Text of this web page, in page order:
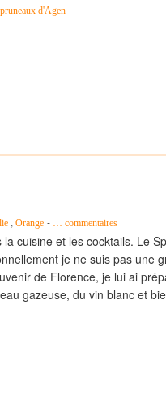
d'Agen
, Orange - … commentaires
cuisine et les cocktails. Le
je ne suis pas une
de Florence, je lui ai
gazeuse, du vin blanc et